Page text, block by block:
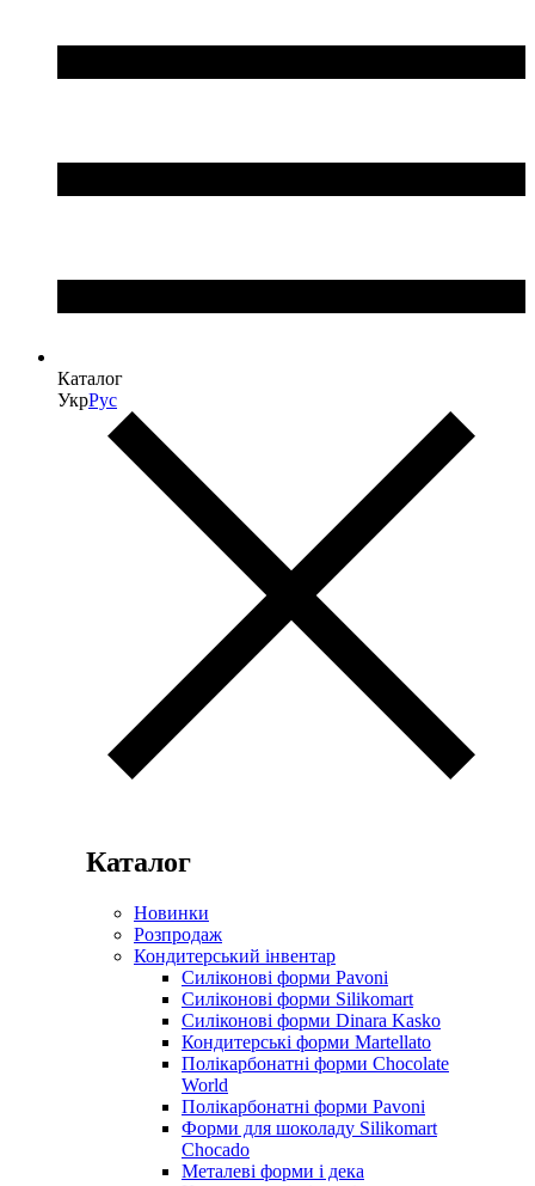
Каталог
УкрРус
Каталог
Новинки
Розпродаж
Кондитерський інвентар
Силіконові форми Pavoni
Силіконові форми Silikomart
Силіконові форми Dinara Kasko
Кондитерські форми Martellato
Полікарбонатні форми Chocolate
World
Полікарбонатні форми Pavoni
Форми для шоколаду Silikomart
Chocado
Металеві форми і дека